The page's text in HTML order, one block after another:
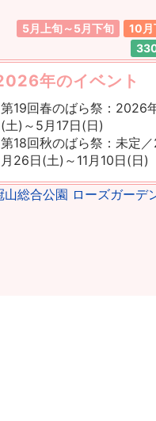
5月上旬～5月下旬
10月
年のイベント
第19回春のばら祭：2026
(土)～5月17日(日)
第18回秋のばら祭：未定
月26日(土)～11月10日(日)
山総合公園 ローズガーデ